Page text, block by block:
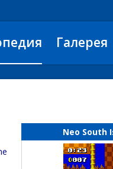
Галерея
Neo South